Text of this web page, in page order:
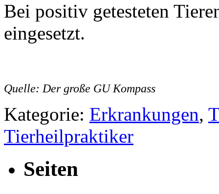
Bei positiv getesteten
eingesetzt.
Quelle: Der große GU Kompass
Kategorie: Erkrankungen,
Tierheilpraktiker
Seiten